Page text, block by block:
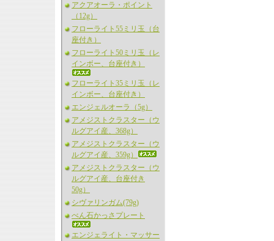
アクアオーラ・ポイント
（12g）
フローライト55ミリ玉（台
座付き）
フローライト50ミリ玉（レ
インボー、台座付き）
フローライト35ミリ玉（レ
インボー、台座付き）
エンジェルオーラ（5g）
アメジストクラスター（ウ
ルグアイ産、368g）
アメジストクラスター（ウ
ルグアイ産、359g）
アメジストクラスター（ウ
ルグアイ産、台座付き
50g）
シヴァリンガム(79g)
べん石かっさプレート
エンジェライト・マッサー